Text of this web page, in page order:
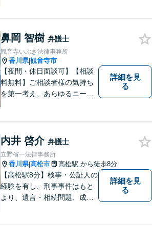
頂ける事件解決を目指して参
ります。【当日／夜間／休日
対応可】お気軽にご相談くだ
さい。
鼻岡 智樹 弁護士
観音寺いぶき法律事務所
香川県|観音寺市
【夜間・休日面談可】【相談
料無料】ご相談者様の気持ち
を第一考え、あらゆるニーズ
ていただきます。ご相談は無
料ですので、お気軽にご相談
ください。
詳細を見
る
内井 啓介 弁護士
立野省一法律事務所
香川県|高松市 高松駅 から徒歩8分
【高松駅8分】検事・公証人の
経験を有し、刑事事件はもと
より、遺言・相続問題、成年
詳細を見
る